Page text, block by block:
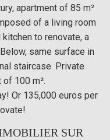
apartment of 85 m²
of a living room
to renovate, a
same surface in
staircase. Private
100 m².
Or 135,000 euros per
SUR